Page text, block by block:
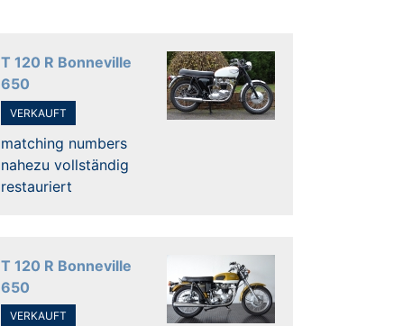
T 120 R Bonneville
650
VERKAUFT
matching numbers
nahezu vollständig
restauriert
T 120 R Bonneville
650
VERKAUFT